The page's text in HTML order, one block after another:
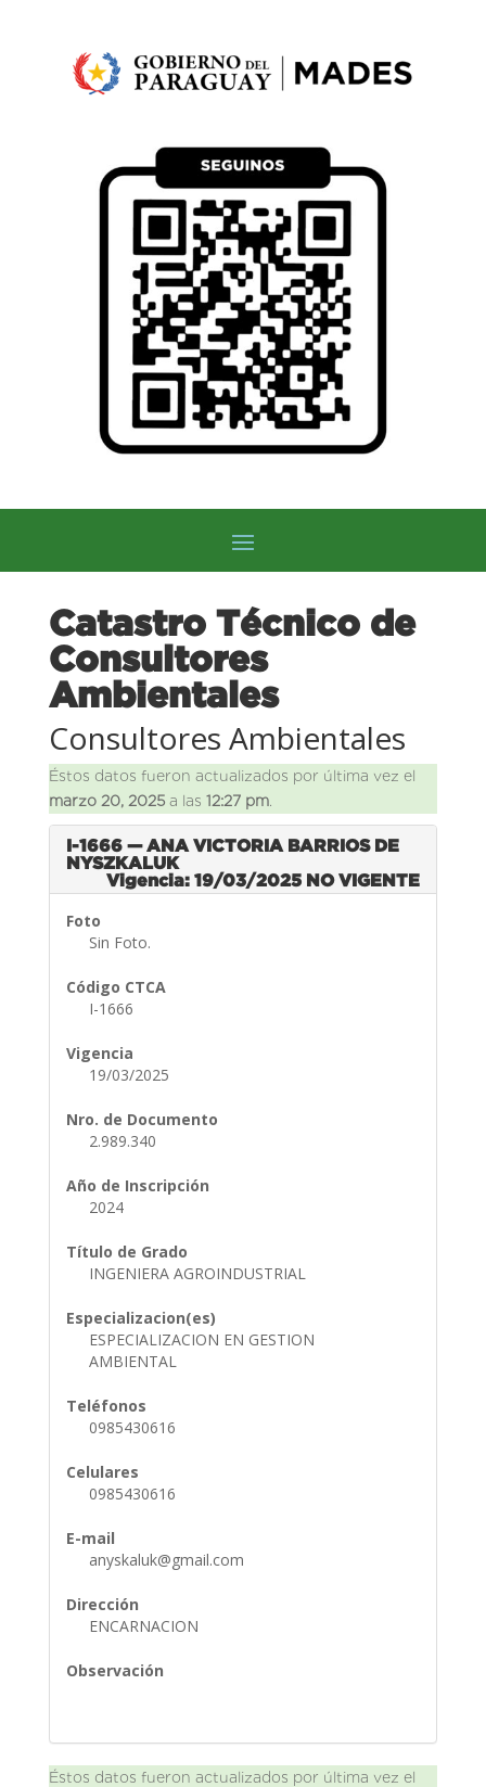
Catastro Técnico de
Consultores
Ambientales
Consultores Ambientales
Éstos datos fueron actualizados por última vez el
marzo 20, 2025a las 12:27 pm.
I-1666 — ANA VICTORIA BARRIOS DE
NYSZKALUK
Vigencia: 19/03/2025 NO VIGENTE
Foto
Sin Foto.
Código CTCA
I-1666
Vigencia
19/03/2025
Nro. de Documento
2.989.340
Año de Inscripción
2024
Título de Grado
INGENIERA AGROINDUSTRIAL
Especializacion(es)
ESPECIALIZACION EN GESTION
AMBIENTAL
Teléfonos
0985430616
Celulares
0985430616
E-mail
anyskaluk@gmail.com
Dirección
ENCARNACION
Observación
Éstos datos fueron actualizados por última vez el